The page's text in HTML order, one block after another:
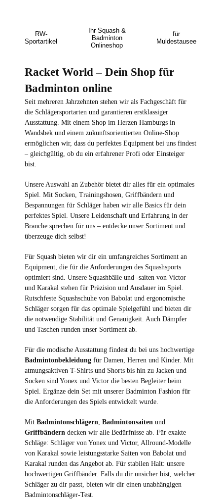
RW-
Sportartikel
Ihr Squash &
Badminton
Onlineshop
für
Muldestausee
Racket World – Dein Shop für
Badminton online
Seit mehreren Jahrzehnten stehen wir als Fachgeschäft für
die Schlägersportarten und garantieren erstklassiger
Ausstattung. Mit einem Shop im Herzen Hamburgs in
Wandsbek und einem zukunftsorientierten Online-Shop
ermöglichen wir, dass du perfektes Equipment bei uns findest
– gleichgültig, ob du ein erfahrener Profi oder Einsteiger
bist.
Unsere Auswahl an Zubehör bietet dir alles für ein optimales
Spiel. Mit Socken, Trainingshosen, Griffbändern und
Bespannungen für Schläger haben wir alle Basics für dein
perfektes Spiel. Unsere Leidenschaft und Erfahrung in der
Branche sprechen für uns – entdecke unser Sortiment und
überzeuge dich selbst!
Für Squash bieten wir dir ein umfangreiches Sortiment an
Equipment, die für die Anforderungen des Squashsports
optimiert sind. Unsere Squashbälle und -saiten von Victor
und Karakal stehen für Präzision und Ausdauer im Spiel.
Rutschfeste Squashschuhe von Babolat und ergonomische
Schläger sorgen für das optimale Spielgefühl und bieten dir
die notwendige Stabilität und Genauigkeit. Auch Dämpfer
und Taschen runden unser Sortiment ab.
Für die modische Ausstattung findest du bei uns hochwertige
Badmintonbekleidung für Damen, Herren und Kinder. Mit
atmungsaktiven T-Shirts und Shorts bis hin zu Jacken und
Socken sind Yonex und Victor die besten Begleiter beim
Spiel. Ergänze dein Set mit unserer Badminton Fashion für
die Anforderungen des Spiels entwickelt wurde.
Mit Badmintonschlägern Badmintonsaiten und
Griffbändern decken wir alle Bedürfnisse ab. Für exakte
Schläge: Schläger von Yonex und Victor, Allround-Modelle
von Karakal sowie leistungsstarke Saiten von Babolat und
Karakal runden das Angebot ab. Für stabilen Halt: unsere
hochwertigen Griffbänder. Falls du dir unsicher bist, welcher
Schläger zu dir passt, bieten wir dir einen unabhängigen
Badmintonschläger-Test.